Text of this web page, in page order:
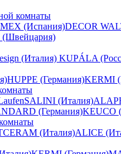
комнаты
(Испания)DECOR
(Италия) KUPÁLA
HUPPE (Германия)KERMI
SALINI (Италия)
(Германия)KEUCO
(Италия)ALICE